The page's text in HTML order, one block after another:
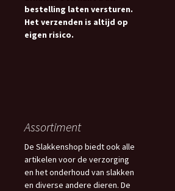
bestelling laten versturen.
Het verzenden is altijd op
eigen risico.
Assortiment
De Slakkenshop biedt ook alle
artikelen voor de verzorging
en het onderhoud van slakken
en diverse andere dieren. De